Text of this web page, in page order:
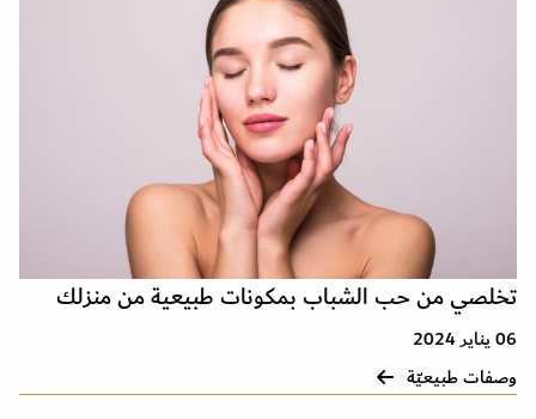
تخلصي من حب الشباب بمكونات طبيعية من منزلك
06 يناير 2024
وصفات طبيعيّة